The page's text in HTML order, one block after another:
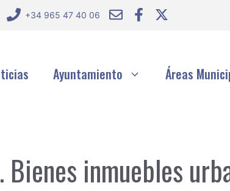
+34 965 47 40 06
Ayuntamiento Áreas
Bienes inmuebles